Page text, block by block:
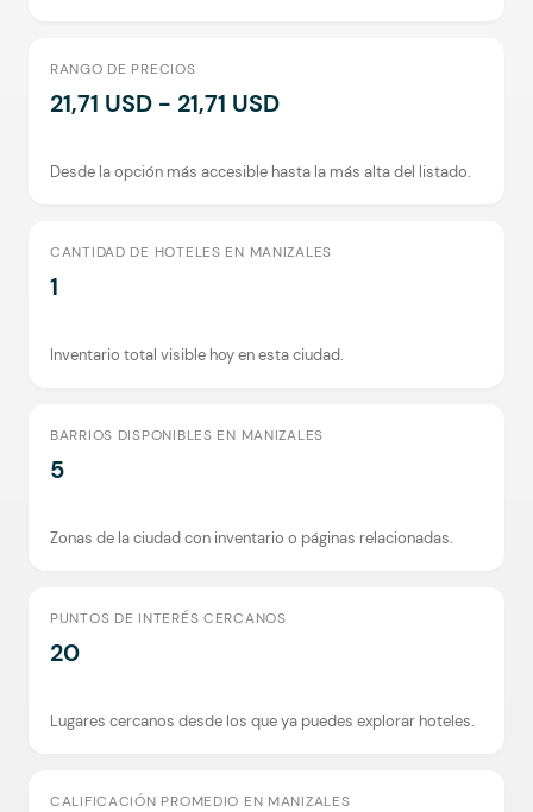
RANGO DE PRECIOS
21,71 USD - 21,71 USD
Desde la opción más accesible hasta la más alta del listado.
CANTIDAD DE HOTELES EN MANIZALES
1
Inventario total visible hoy en esta ciudad.
BARRIOS DISPONIBLES EN MANIZALES
5
Zonas de la ciudad con inventario o páginas relacionadas.
PUNTOS DE INTERÉS CERCANOS
20
Lugares cercanos desde los que ya puedes explorar hoteles.
CALIFICACIÓN PROMEDIO EN MANIZALES